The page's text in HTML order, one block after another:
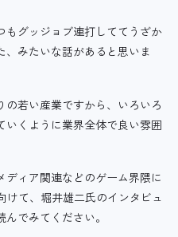
もグッジョブ連打しててうざか
、みたいな話があると思いま
の若い産業ですから、いろいろ
いくように業界全体で良い雰囲
ィア関連などのゲーム界隈に
けて、堀井雄二氏のインタビュ
でみてください。